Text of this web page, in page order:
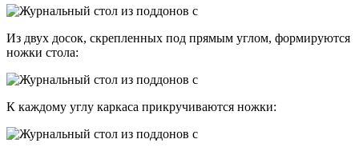
Из двух досок, скрепленных под прямым углом, формируются
ножки стола:
К каждому углу каркаса прикручиваются ножки: